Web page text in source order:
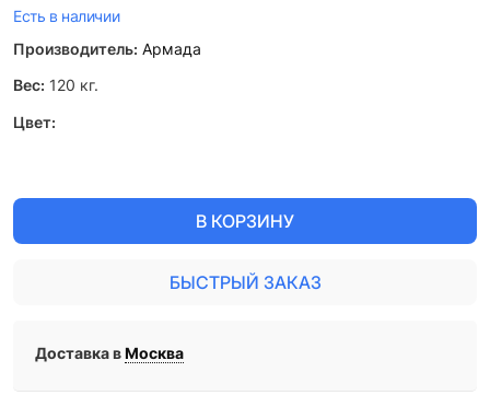
Есть в наличии
Производитель: Армада
Вес: 120 кг.
Цвет:
В КОРЗИНУ
БЫСТРЫЙ ЗАКАЗ
Доставка вМосква